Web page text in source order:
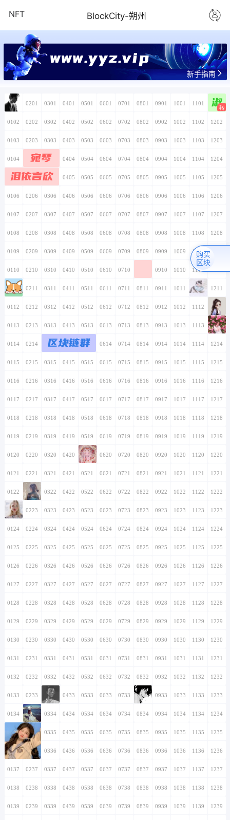
NFT BlockCity-朔州
www.yyz.vip
新手指南
0101 0201 0301 0401 0501 0601 0701 0801 0901 1001 1101 1201
淑
0102 0202 0302 0402 0502 0602 0702 0802 0902 1002 1102 1202
0103 0203 0303 0403 0503 0603 0703 0803 0903 1003 1103 1203
0104 0204
宛琴
0304 0404 0504 0604 0704 0804 0904 1004 1104 1204
0105
泪依言欣
0205 0305 0405 0505 0605 0705 0805 0905 1005 1105 1205
0106 0206 0306 0406 0506 0606 0706 0806 0906 1006 1106 1206
0107 0207 0307 0407 0507 0607 0707 0807 0907 1007 1107 1207
0108 0208 0308 0408 0508 0608 0708 0808 0908 1008 1108 1208
0109 0209 0309 0409 0509 0609 0709 0809 0909 1009 1109
0110 0210 0310 0410 0510 0610 0710 0910 1010 1110
0111 0211 0311 0411 0511 0611 0711 0811 0911 1011 1111 1211
0112 0212 0312 0412 0512 0612 0712 0812 0912 1012 1112 1212
0113 0213 0313 0413 0513 0613 0713 0813 0913 1013 1113 1213
0114 0214 0314
区块链群
0414 0514 0614 0714 0814 0914 1014 1114 1214
0115 0215 0315 0415 0515 0615 0715 0815 0915 1015 1115 1215
0116 0216 0316 0416 0516 0616 0716 0816 0916 1016 1116 1216
0117 0217 0317 0417 0517 0617 0717 0817 0917 1017 1117 1217
0118 0218 0318 0418 0518 0618 0718 0818 0918 1018 1118 1218
0119 0219 0319 0419 0519 0619 0719 0819 0919 1019 1119 1219
0120 0220 0320 0420 0520 0620 0720 0820 0920 1020 1120 1220
0121 0221 0321 0421 0521 0621 0721 0821 0921 1021 1121 1221
0122 0222 0322 0422 0522 0622 0722 0822 0922 1022 1122 1222
0123 0223 0323 0423 0523 0623 0723 0823 0923 1023 1123 1223
0124 0224 0324 0424 0524 0624 0724 0824 0924 1024 1124 1224
0125 0225 0325 0425 0525 0625 0725 0825 0925 1025 1125 1225
0126 0226 0326 0426 0526 0626 0726 0826 0926 1026 1126 1226
0127 0227 0327 0427 0527 0627 0727 0827 0927 1027 1127 1227
0128 0228 0328 0428 0528 0628 0728 0828 0928 1028 1128 1228
0129 0229 0329 0429 0529 0629 0729 0829 0929 1029 1129 1229
0130 0230 0330 0430 0530 0630 0730 0830 0930 1030 1130 1230
0131 0231 0331 0431 0531 0631 0731 0831 0931 1031 1131 1231
0132 0232 0332 0432 0532 0632 0732 0832 0932 1032 1132 1232
0133 0233 0333 0433 0533 0633 0733 0833 0933 1033 1133 1233
0134 0234 0334 0434 0534 0634 0734 0834 0934 1034 1134 1234
0135 0235 0335 0435 0535 0635 0735 0835 0935 1035 1135 1235
0136 0236 0336 0436 0536 0636 0736 0836 0936 1036 1136 1236
0137 0237 0337 0437 0537 0637 0737 0837 0937 1037 1137 1237
0138 0238 0338 0438 0538 0638 0738 0838 0938 1038 1138 1238
0139 0239 0339 0439 0539 0639 0739 0839 0939 1039 1139 1239
购买
区块